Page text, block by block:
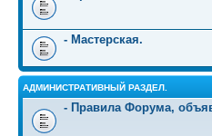
- Мастерская.
АДМИНИСТРАТИВНЫЙ РАЗДЕЛ.
- Правила Форума,